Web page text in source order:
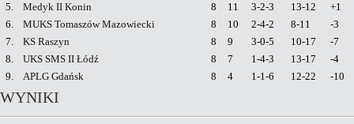
5.
Medyk II Konin 8 11 3-2-3 13-12
+1
6.
MUKS Tomaszów Mazowiecki 8 10 2-4-2 8-11
-3
7.
KS Raszyn 8 9 3-0-5 10-17
-7
8.
UKS SMS II Łódź 8 7 1-4-3 13-17
-4
9.
APLG Gdańsk 8 4 1-1-6 12-22 -10
WYNIKI